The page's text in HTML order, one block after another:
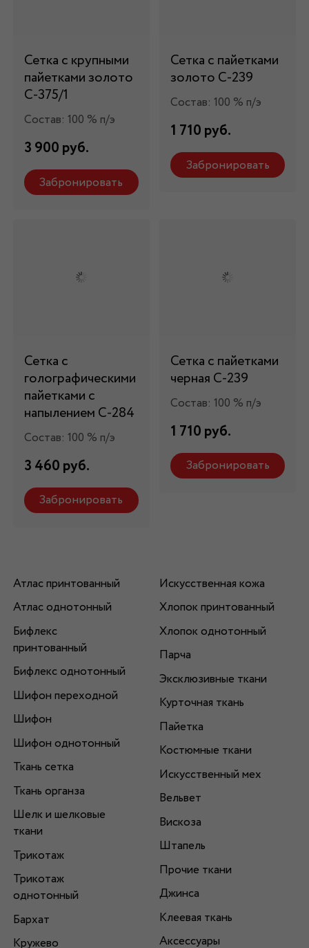
Сетка с крупными
пайетками золото
С-375/1
Состав: 100 % п/э
3 900 руб.
Забронировать
Сетка с пайетками
золото С-239
Состав: 100 % п/э
1 710 руб.
Забронировать
Сетка с
голографическими
пайетками с
напылением С-284
Состав: 100 % п/э
3 460 руб.
Забронировать
Сетка с пайетками
черная С-239
Состав: 100 % п/э
1 710 руб.
Забронировать
Атлас принтованный
Атлас однотонный
Бифлекс
принтованный
Бифлекс однотонный
Шифон переходной
Шифон
Шифон однотонный
Ткань сетка
Ткань органза
Шелк и шелковые
ткани
Трикотаж
Трикотаж
однотонный
Бархат
Кружево
Искусственная кожа
Хлопок принтованный
Хлопок однотонный
Парча
Эксклюзивные ткани
Курточная ткань
Пайетка
Костюмные ткани
Искусственный мех
Вельвет
Вискоза
Штапель
Прочие ткани
Джинса
Клеевая ткань
Аксессуары